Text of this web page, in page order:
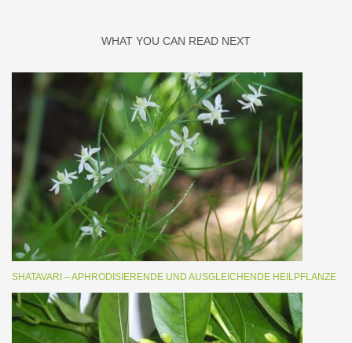
WHAT YOU CAN READ NEXT
SHATAVARI – APHRODISIERENDE UND AUSGLEICHENDE HEILPFLANZE